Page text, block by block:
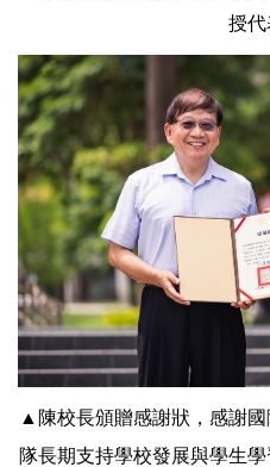
授代
▲陳校長頒贈感謝狀，感謝
隊長期支持學校發展與學生